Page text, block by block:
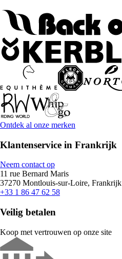
Ontdek al onze merken
Klantenservice in Frankrijk
Neem contact op
11 rue Bernard Maris
37270 Montlouis-sur-Loire, Frankrijk
+33 1 86 47 62 58
Veilig betalen
Koop met vertrouwen op onze site